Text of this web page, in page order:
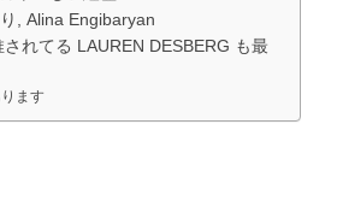
, Alina Engibaryan
れてる LAUREN DESBERG も最
ます